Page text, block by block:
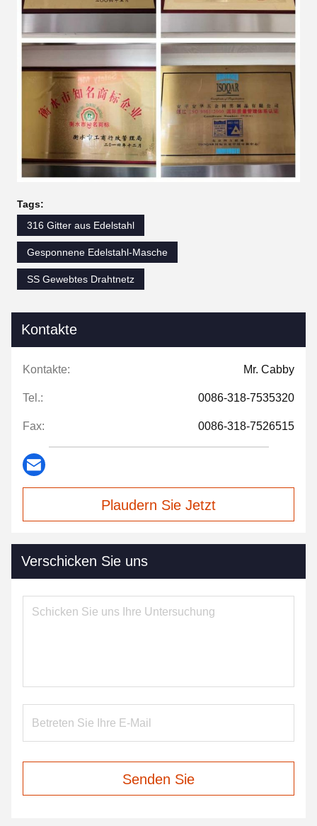
Tags:
316 Gitter aus Edelstahl
Gesponnene Edelstahl-Masche
SS Gewebtes Drahtnetz
Kontakte
Kontakte: Mr. Cabby
Tel.: 0086-318-7535320
Fax: 0086-318-7526515
Plaudern Sie Jetzt
Verschicken Sie uns
Senden Sie